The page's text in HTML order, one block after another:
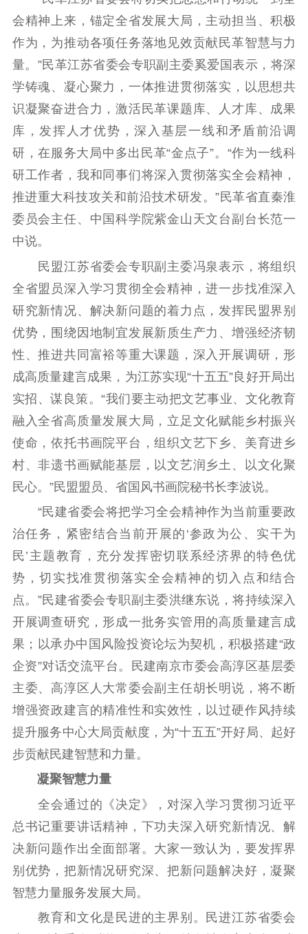
新闻宣传
主题宣传 对外宣传
新闻发布
记者之家
品牌栏目
文化文艺
文化交流
体制改革
文化产业
紫金文化艺术节
品牌活动 紫艺舞台
精神文明
文明创建 文明实践
文明培育
社会宣传
思想政治教育 爱国主义教育
全民国防教育
红色资源保护利
用
新闻出版
精品出版 全民阅读
出版监管
扫黄打非
电影工作
电影创作 电影市场
机关党建
党建要闻 学习在线
文化人才
紫金人才 职称评审
数据资源
公共服务
提升资源库
政务服务
登记服务
科研创新
服务管理平台
智库服务
文化产业
数字出版
新闻发布工作备
电影
服务
理论宣讲
共建共享平台
政工继续教育学
习平台
责任编辑注册
业务申报系统
会精神上来，锚定全省发展大局，主动担当、积极
作为，为推动各项任务落地见效贡献民革智慧与力
量。”民革江苏省委会专职副主委奚爱国表示，将深
学铸魂、凝心聚力，一体推进贯彻落实，以思想共
识凝聚奋进合力，激活民革课题库、人才库、成果
库，发挥人才优势，深入基层一线和矛盾前沿调
研，在服务大局中多出民革“金点子”。“作为一线科
研工作者，我和同事们将深入贯彻落实全会精神，
推进重大科技攻关和前沿技术研发。”民革省直秦淮
委员会主任、中国科学院紫金山天文台副台长范一
中说。
民盟江苏省委会专职副主委冯泉表示，将组织
全省盟员深入学习贯彻全会精神，进一步找准深入
研究新情况、解决新问题的着力点，发挥民盟界别
优势，围绕因地制宜发展新质生产力、增强经济韧
性、推进共同富裕等重大课题，深入开展调研，形
成高质量建言成果，为江苏实现“十五五”良好开局出
实招、谋良策。“我们要主动把文艺事业、文化教育
融入全省高质量发展大局，立足文化赋能乡村振兴
使命，依托书画院平台，组织文艺下乡、美育进乡
村、非遗书画赋能基层，以文艺润乡土、以文化聚
民心。”民盟盟员、省国风书画院秘书长李波说。
“民建省委会将把学习全会精神作为当前重要政
治任务，紧密结合当前开展的‘参政为公、实干为
民’主题教育，充分发挥密切联系经济界的特色优
势，切实找准贯彻落实全会精神的切入点和结合
点。”民建省委会专职副主委洪继东说，将持续深入
开展调查研究，形成一批务实管用的高质量建言成
果；以承办中国风险投资论坛为契机，积极搭建“政
企资”对话交流平台。民建南京市委会高淳区基层委
主委、高淳区人大常委会副主任胡长明说，将不断
增强资政建言的精准性和实效性，以过硬作风持续
提升服务中心大局贡献度，为“十五五”开好局、起好
步贡献民建智慧和力量。
凝聚智慧力量
全会通过的《决定》，对深入学习贯彻习近平
总书记重要讲话精神，下功夫深入研究新情况、解
决新问题作出全面部署。大家一致认为，要发挥界
别优势，把新情况研究深、把新问题解决好，凝聚
智慧力量服务发展大局。
教育和文化是民进的主界别。民进江苏省委会